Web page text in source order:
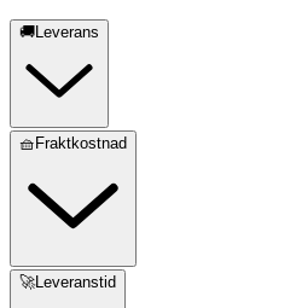
🚚Leverans
🧺Fraktkostnad
🚀Leveranstid